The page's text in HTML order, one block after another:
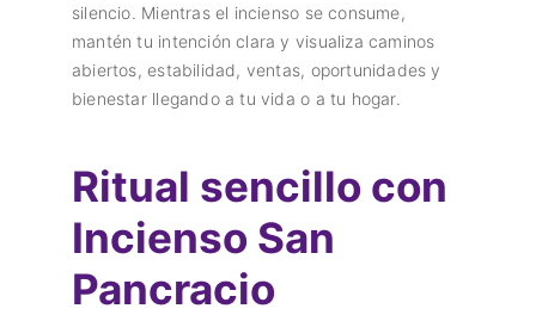
silencio. Mientras el incienso se consume,
mantén tu intención clara y visualiza caminos
abiertos, estabilidad, ventas, oportunidades y
bienestar llegando a tu vida o a tu hogar.
Ritual sencillo con
Incienso San
Pancracio